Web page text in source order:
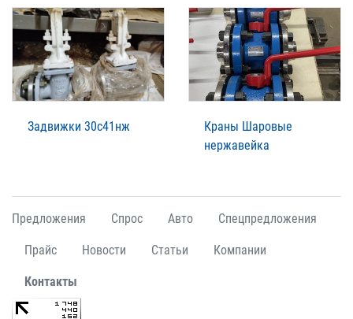
Задвижки 30с41нж
Краны Шаровые
нержавейка
Предложения Спрос Авто Спецпредложения
Прайс Новости Статьи Компании
Контакты